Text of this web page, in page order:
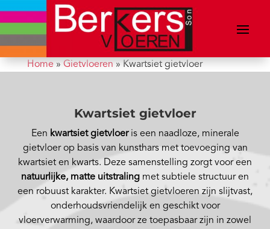
Home» Gietvloeren » Kwartsiet gietvloer
Kwartsiet gietvloer
Een kwartsiet gietvloeris een naadloze, minerale
gietvloer op basis van kunsthars met toevoeging van
kwartsiet en kwarts. Deze samenstelling zorgt voor een
natuurlijke, matte uitstraling met subtiele structuur en
een robuust karakter. Kwartsiet gietvloeren zijn slijtvast,
onderhoudsvriendelijk en geschikt voor
vloerverwarming, waardoor ze toepasbaar zijn in zowel